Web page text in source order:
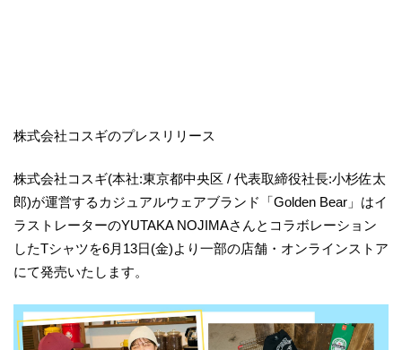
株式会社コスギのプレスリリース
株式会社コスギ(本社:東京都中央区 / 代表取締役社長:小杉佐太
郎)が運営するカジュアルウェアブランド「Golden Bear」はイ
ラストレーターのYUTAKA NOJIMAさんとコラボレーション
したTシャツを6月13日(金)より一部の店舗・オンラインストア
にて発売いたします。